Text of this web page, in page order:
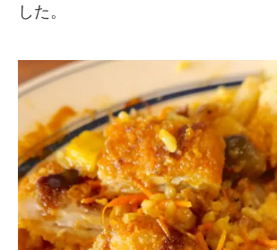
した。